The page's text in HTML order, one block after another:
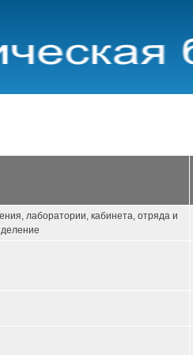
основному
содержанию
лаборатории, кабинета, отряда и